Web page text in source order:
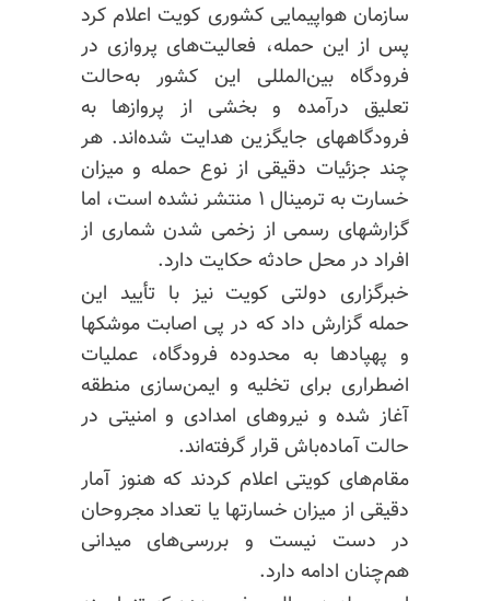
سازمان هواپیمایی کشوری کویت اعلام کرد
پس از این حمله، فعالیت‌های پروازی در
فرودگاه بین‌المللی این کشور به‌حالت
تعلیق درآمده و بخشی از پروازها به
فرودگاههای جایگزین هدایت شده‌اند. هر
چند جزئیات دقیقی از نوع حمله و میزان
خسارت به ترمینال ۱ منتشر نشده است، اما
گزارشهای رسمی از زخمی شدن شماری از
افراد در محل حادثه حکایت دارد.
خبرگزاری دولتی کویت نیز با تأیید این
حمله گزارش داد که در پی اصابت موشکها
و پهپادها به محدوده فرودگاه، عملیات
اضطراری برای تخلیه و ایمن‌سازی منطقه
آغاز شده و نیروهای امدادی و امنیتی در
حالت آماده‌باش قرار گرفته‌اند.
مقام‌های کویتی اعلام کردند که هنوز آمار
دقیقی از میزان خسارتها یا تعداد مجروحان
در دست نیست و بررسی‌های میدانی
هم‌چنان ادامه دارد.